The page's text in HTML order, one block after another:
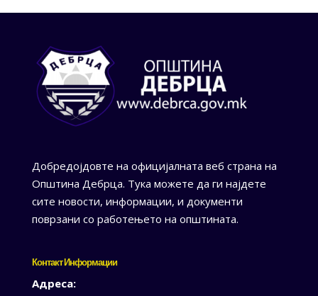
Добредојдовте на официјалната веб страна на
Општина Дебрца. Тука можете да ги најдете
сите новости, информации, и документи
поврзани со работењето на општината.
Контакт Информации
Адреса: